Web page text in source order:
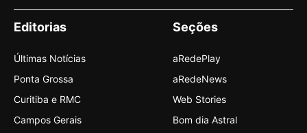
Editorias
Últimas Notícias
Ponta Grossa
Curitiba e RMC
Campos Gerais
Seções
aRedePlay
aRedeNews
Web Stories
Bom dia Astral